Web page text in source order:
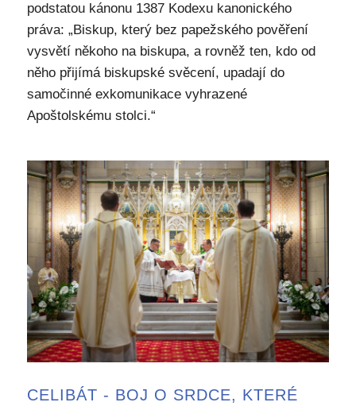
podstatou kánonu 1387 Kodexu kanonického
práva: „Biskup, který bez papežského pověření
vysvětí někoho na biskupa, a rovněž ten, kdo od
něho přijímá biskupské svěcení, upadají do
samočinné exkomunikace vyhrazené
Apoštolskému stolci.“
CELIBÁT - BOJ O SRDCE, KTERÉ